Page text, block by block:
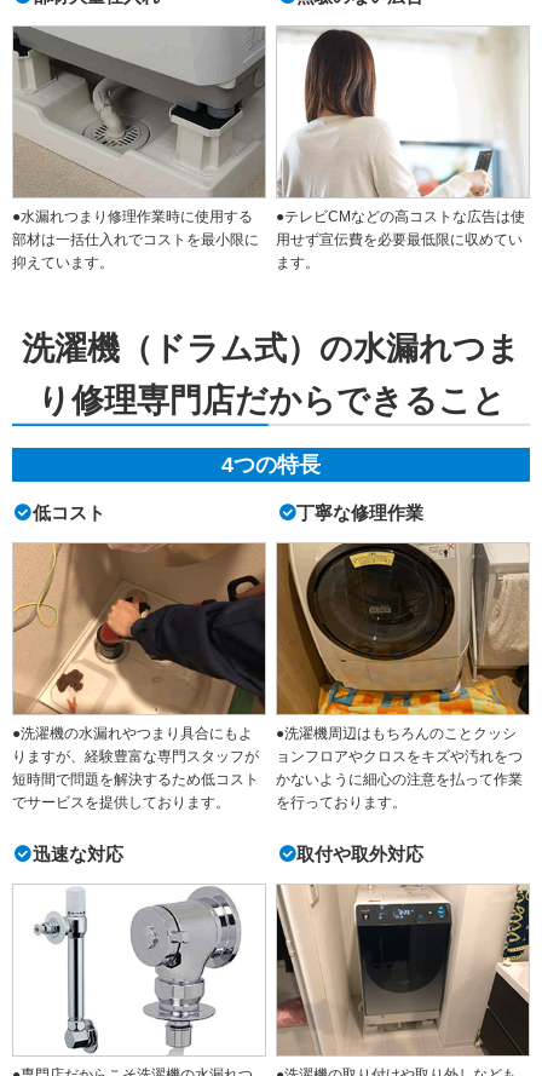
●水漏れつまり修理作業時に使用する
部材は一括仕入れでコストを最小限に
抑えています。
●テレビCMなどの高コストな広告は使
用せず宣伝費を必要最低限に収めてい
ます。
洗濯機（ドラム式）の水漏れつま
り修理専門店だからできること
4つの特長
低コスト
●洗濯機の水漏れやつまり具合にもよ
りますが、経験豊富な専門スタッフが
短時間で問題を解決するため低コスト
でサービスを提供しております。
丁寧な修理作業
●洗濯機周辺はもちろんのことクッシ
ョンフロアやクロスをキズや汚れをつ
かないように細心の注意を払って作業
を行っております。
迅速な対応 取付や取外対応